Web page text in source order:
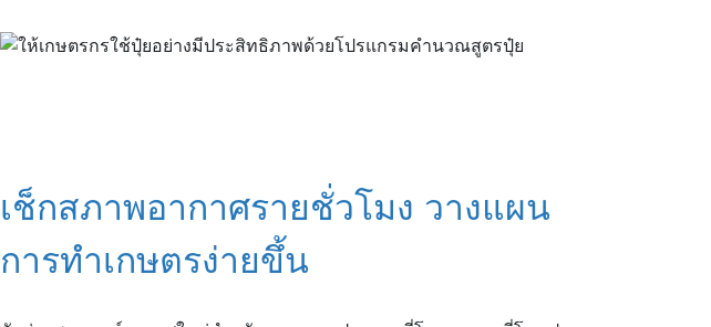
เช็กสภาพอากาศรายชั่วโมง วางแผน
การทำเกษตรง่ายขึ้น